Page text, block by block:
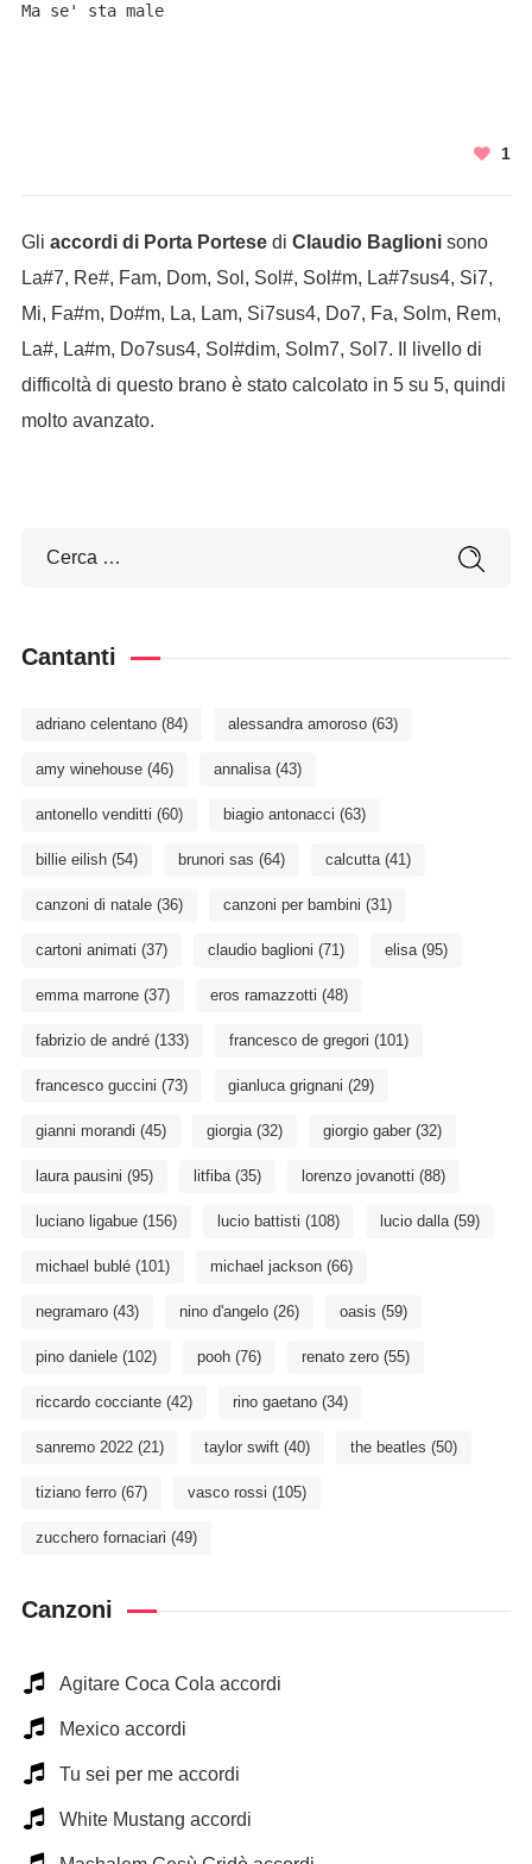
Ma se' sta male
1
Gli accordi di Porta Portesedi Claudio Baglionisono
La#7, Re#, Fam, Dom, Sol, Sol#, Sol#m, La#7sus4, Si7,
Mi, Fa#m, Do#m, La, Lam, Si7sus4, Do7, Fa, Solm, Rem,
La#, La#m, Do7sus4, Sol#dim, Solm7, Sol7. Il livello di
difficoltà di questo brano è stato calcolato in 5 su 5, quindi
molto avanzato.
Cantanti
adriano celentano(84) alessandra amoroso(63)
amy winehouse(46) annalisa(43)
antonello venditti (60) biagio antonacci (63)
billie eilish(54) brunori sas (64) calcutta(41)
canzoni di natale(36) canzoni per bambini (31)
cartoni animati (37) claudio baglioni (71) elisa(95)
emma marrone(37) eros ramazzotti (48)
fabrizio de andré(133) francesco de gregori (101)
francesco guccini (73) gianluca grignani (29)
gianni morandi (45) giorgia(32) giorgio gaber(32)
laura pausini (95) litfiba(35) lorenzo jovanotti (88)
luciano ligabue(156) lucio battisti (108) lucio dalla(59)
michael bublé(101) michael jackson(66)
negramaro(43) nino d'angelo(26) oasis (59)
pino daniele(102) pooh(76) renato zero(55)
riccardo cocciante(42) rino gaetano(34)
sanremo 2022(21) taylor swift(40) the beatles (50)
tiziano ferro(67) vasco rossi (105)
zucchero fornaciari (49)
Canzoni
Agitare Coca Cola accordi
Mexico accordi
Tu sei per me accordi
White Mustang accordi